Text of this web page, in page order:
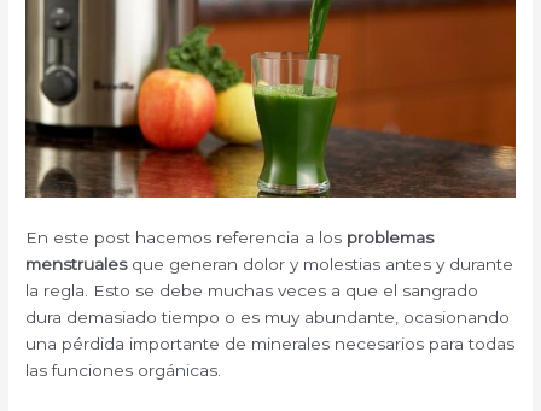
En este post hacemos referencia a los problemas
menstrualesque generan dolor y molestias antes y durante
la regla. Esto se debe muchas veces a que el sangrado
dura demasiado tiempo o es muy abundante, ocasionando
una pérdida importante de minerales necesarios para todas
las funciones orgánicas.